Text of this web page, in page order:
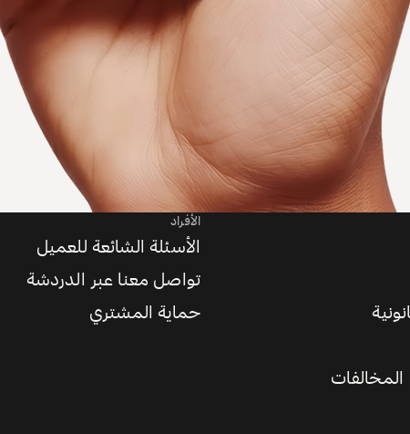
المخالفات
الأفراد
الأسئلة الشائعة للعميل
تواصل معنا عبر الدردشة
حماية المشتري